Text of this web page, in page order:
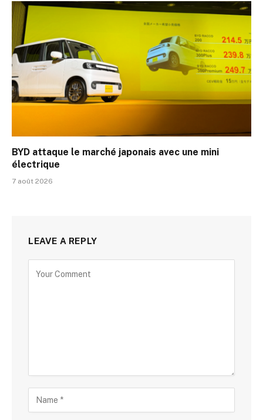
BYD attaque le marché japonais avec une mini
électrique
7 août 2026
LEAVE A REPLY